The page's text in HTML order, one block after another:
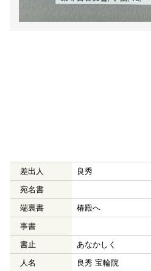
差出人
良秀
宛名書
端裏書
椿殿へ
事書
書止
あなかしく
人名
良秀 宝輪院